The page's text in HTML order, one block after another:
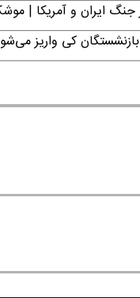
ایران و آمریکا |
کی واریز